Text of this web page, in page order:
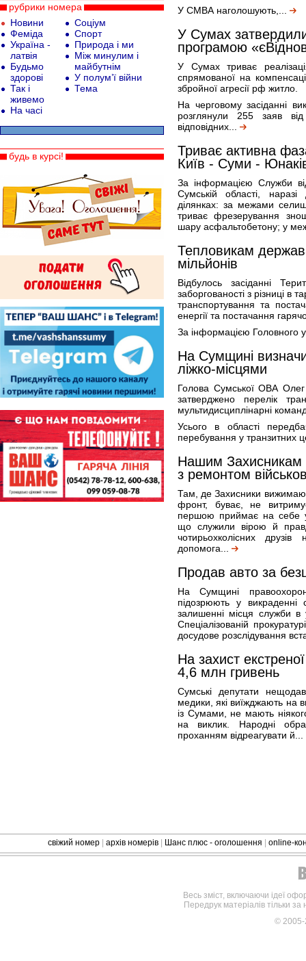
У СМВА наголошують,...
У Сумах
програмою
У Сумах триває
спрямованої на
збройної агресії рф житло.
На черговому засіданні
розглянули 255 заяв
відповідних...
Триває активна
Київ - Суми -
За інформацією Служби
Сумській області,
ділянках: за межами
триває фрезерування
шару асфальтобетону; у
Тепловикам
мільйонів
Відбулось засіданні
заборгованості з різниці в
транспортування та
енергії та постачання
За інформацією Головного
На Сумщині
ліжко-місцями
Голова Сумської ОВА
затверджено перелік
мультидисциплінарні
Усього в області
перебування у транзитних
Нашим Захисникам
з ремонтом
Там, де Захисники
фронт, буває, не
першою приймає на себе
що служили вірою й
чотирьохколісних
допомога...
Продав авто за
На Сумщині
підозрюють у викраденні
залишенні місця служби
Спеціалізованій
досудове розслідування
На захист
4,6 млн гривень
Сумські депутати
медики, які виїжджають на
із Сумами, не мають
на виклик. Народні
проханням відреагувати й...
рубрики номера
Новини
Феміда
Україна -
латвія
Будьмо
здорові
Так і
живемо
На часі
Соціум
Спорт
Природа і ми
Між минулим і
майбутнім
У полум’ї війни
Тема
будь в курсі!
свіжий номер архів номерів Шанс плюс - оголошення online-
Весь зміст, включаючи ідеї
Передрук матеріалів тільки
©